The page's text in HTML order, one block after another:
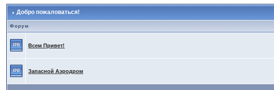
Добро пожаловаться!
Форум
Всем Привет!
Запасной Аэродром